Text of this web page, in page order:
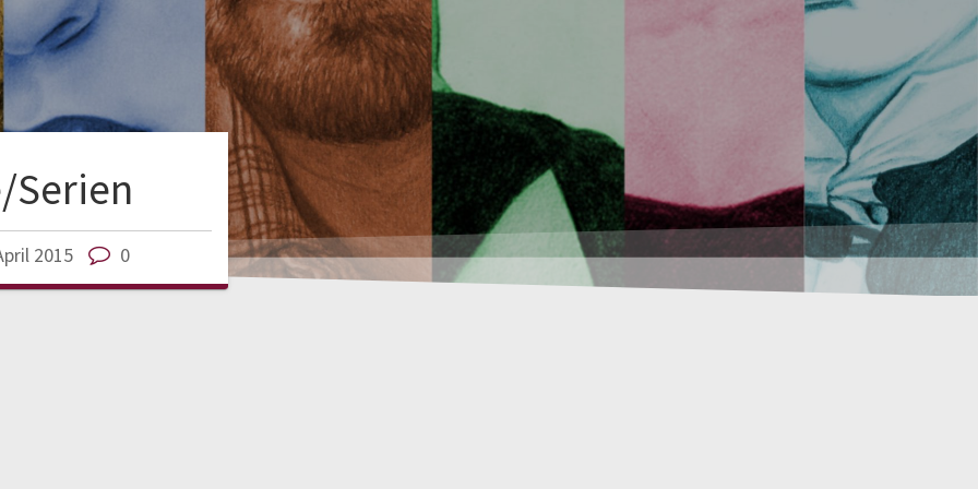
2015 0